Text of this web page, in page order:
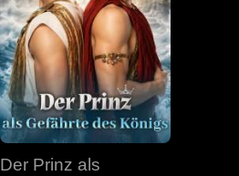
Der Prinz als